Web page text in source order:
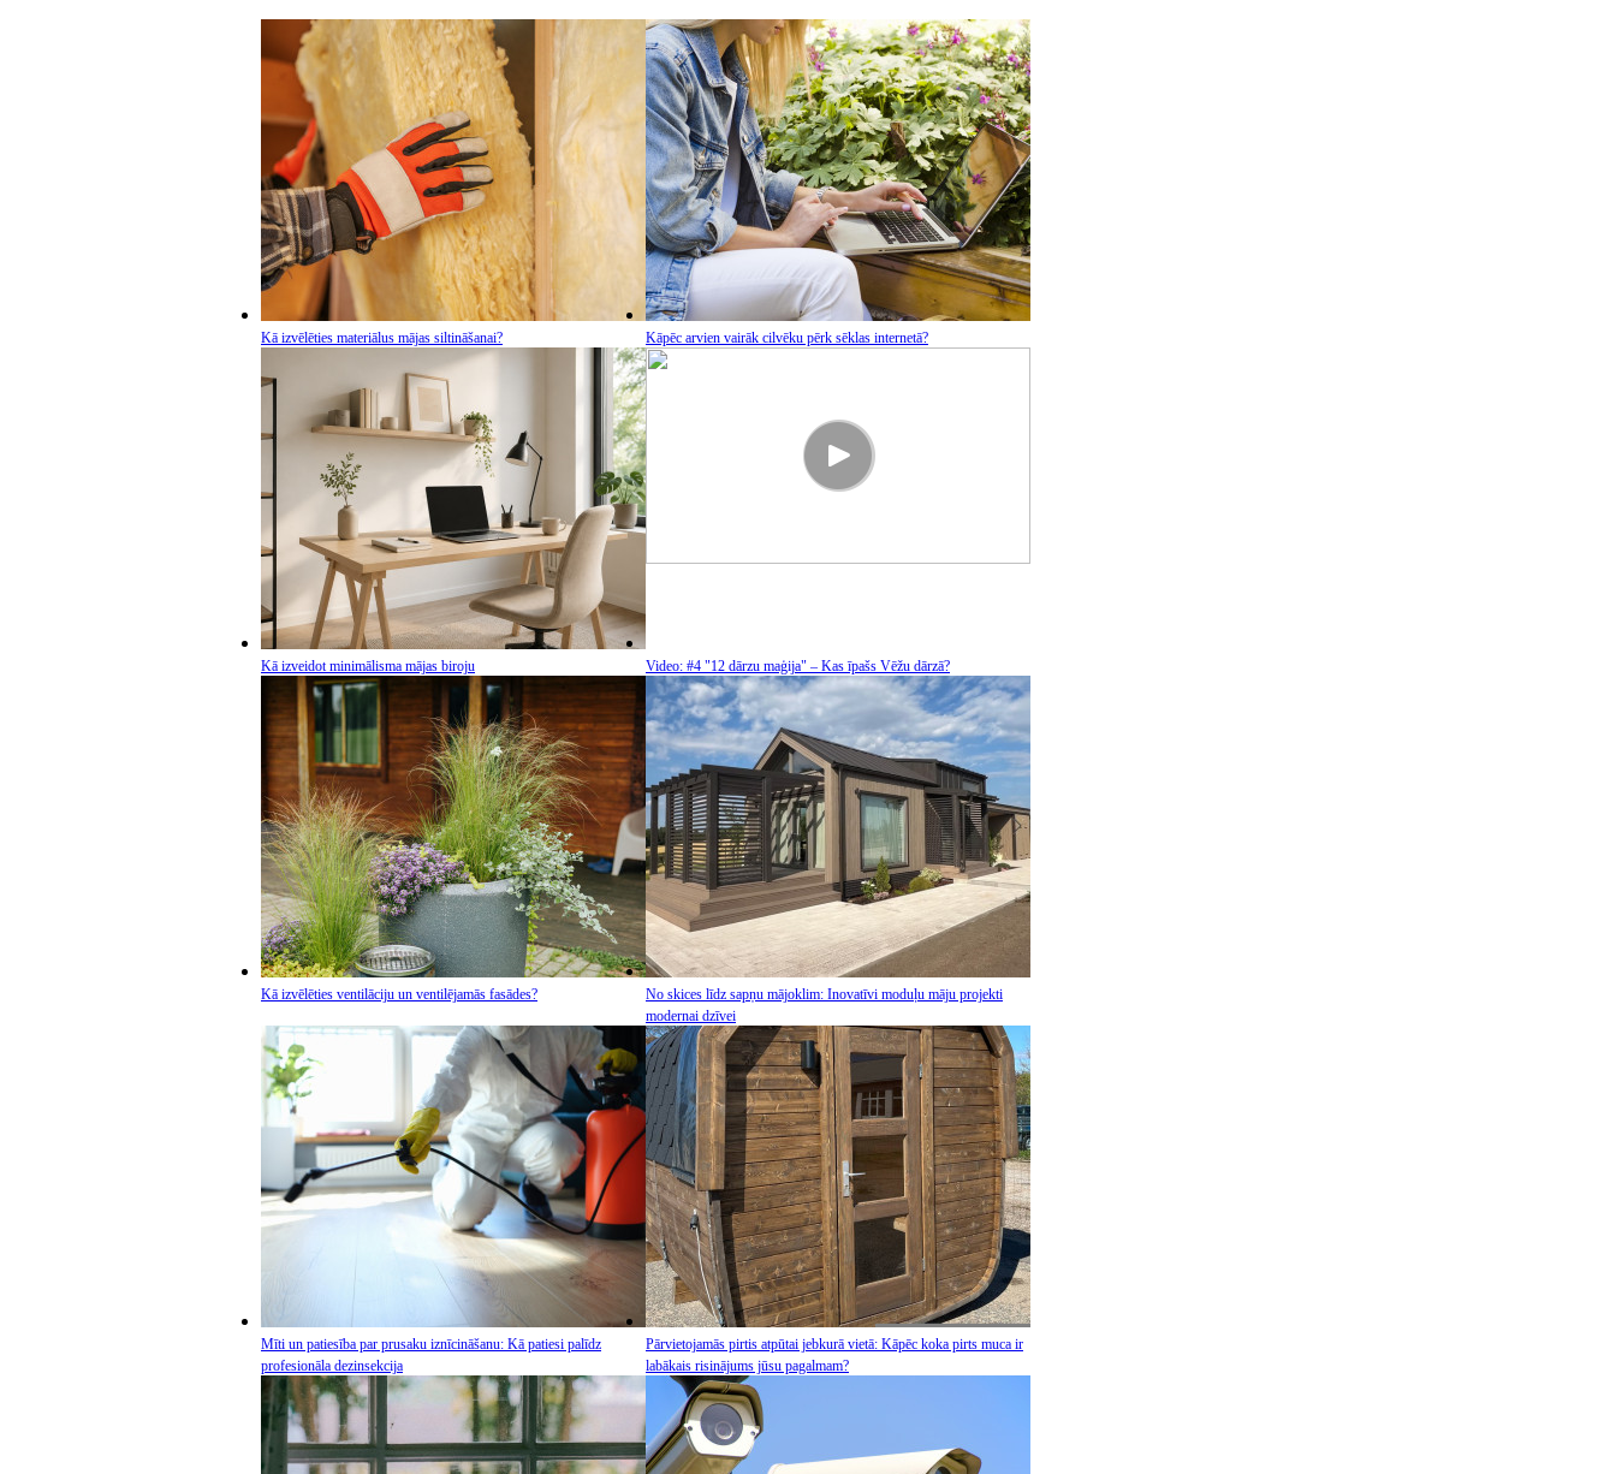
Kā izvēlēties materiālus mājas siltināšanai? Kāpēc arvien vairāk cilvēku pērk sēklas internetā?
Kā izveidot minimālisma mājas biroju Video: #4 "12 dārzu maģija" – Kas īpašs Vēžu dārzā?
Kā izvēlēties ventilāciju un ventilējamās fasādes?
No skices līdz sapņu mājoklim: Inovatīvi moduļu māju projekti
modernai dzīvei
Mīti un patiesība par prusaku iznīcināšanu: Kā patiesi palīdz
profesionāla dezinsekcija
Pārvietojamās pirtis atpūtai jebkurā vietā: Kāpēc koka pirts muca ir
labākais risinājums jūsu pagalmam?